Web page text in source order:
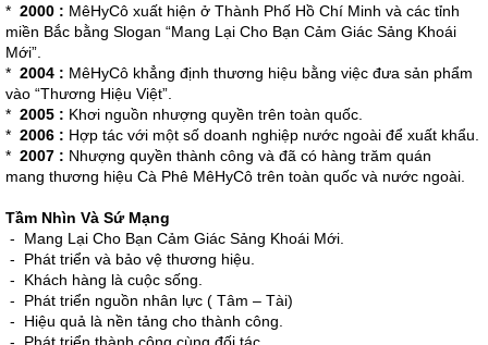
* 2000 : MêHyCô xuất hiện ở Thành Phố Hồ Chí Minh và các tỉnh
miền Bắc bằng Slogan “Mang Lại Cho Bạn Cảm Giác Sảng Khoái
Mới”.
* 2004 : MêHyCô khẳng định thương hiệu bằng việc đưa sản phẩm
vào “Thương Hiệu Việt”.
* 2005 : Khơi nguồn nhượng quyền trên toàn quốc.
* 2006 : Hợp tác với một số doanh nghiệp nước ngoài để xuất khẩu.
* 2007 : Nhượng quyền thành công và đã có hàng trăm quán
mang thương hiệu Cà Phê MêHyCô trên toàn quốc và nước ngoài.
Tầm Nhìn Và Sứ Mạng
- Mang Lại Cho Bạn Cảm Giác Sảng Khoái Mới.
- Phát triển và bảo vệ thương hiệu.
- Khách hàng là cuộc sống.
- Phát triển nguồn nhân lực ( Tâm – Tài)
- Hiệu quả là nền tảng cho thành công.